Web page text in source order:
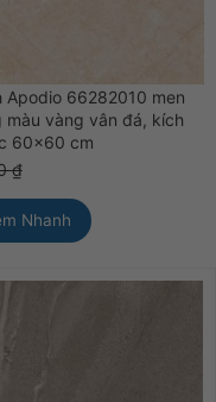
Apodio 66282010 men
màu vàng vân đá, kích
60×60 cm
₫
Nhanh